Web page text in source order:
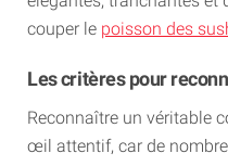
couper le poisson des
Les critères pour
Reconnaître un véritable
œil attentif, car de